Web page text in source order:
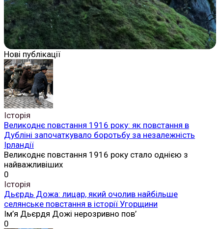
Нові публікації
Історія
Великоднє повстання 1916 року: як повстання в
Дубліні започаткувало боротьбу за незалежність
Ірландії
Великоднє повстання 1916 року стало однією з
найважливіших
0
Історія
Дьєрдь Дожа: лицар, який очолив найбільше
селянське повстання в історії Угорщини
Ім’я Дьєрдя Дожі нерозривно пов’
0